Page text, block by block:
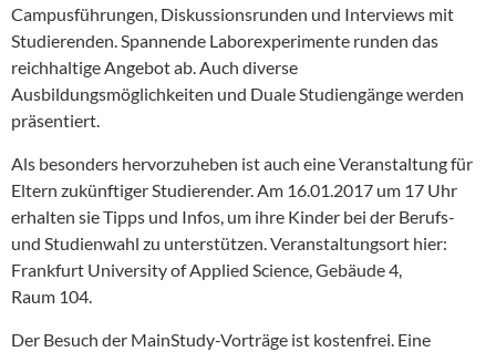
Campusführungen, Diskussionsrunden und Interviews mit
Studierenden. Spannende Laborexperimente runden das
reichhaltige Angebot ab. Auch diverse
Ausbildungsmöglichkeiten und Duale Studiengänge werden
präsentiert.
Als besonders hervorzuheben ist auch eine Veranstaltung für
Eltern zukünftiger Studierender. Am 16.01.2017 um 17 Uhr
erhalten sie Tipps und Infos, um ihre Kinder bei der Berufs-
und Studienwahl zu unterstützen. Veranstaltungsort hier:
Frankfurt University of Applied Science, Gebäude 4,
Raum 104.
Der Besuch der MainStudy-Vorträge ist kostenfrei. Eine